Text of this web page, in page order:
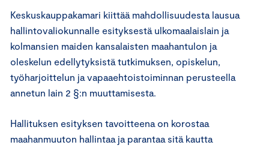
Keskuskauppakamari kiittää mahdollisuudesta lausua
hallintovaliokunnalle esityksestä ulkomaalaislain ja
kolmansien maiden kansalaisten maahantulon ja
oleskelun edellytyksistä tutkimuksen, opiskelun,
työharjoittelun ja vapaaehtoistoiminnan perusteella
annetun lain 2 §:n muuttamisesta.
Hallituksen esityksen tavoitteena on korostaa
maahanmuuton hallintaa ja parantaa sitä kautta